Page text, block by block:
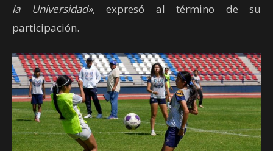
la Universidad», expresó al término de su
participación.